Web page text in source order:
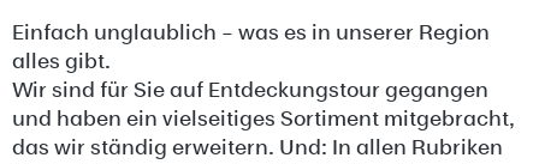
Einfach unglaublich – was es in unserer Region
alles gibt.
Wir sind für Sie auf Entdeckungstour gegangen
und haben ein vielseitiges Sortiment mitgebracht,
das wir ständig erweitern. Und: In allen Rubriken